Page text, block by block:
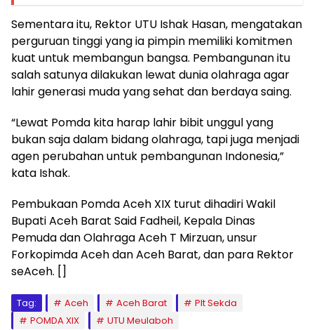
Sementara itu, Rektor UTU Ishak Hasan, mengatakan
perguruan tinggi yang ia pimpin memiliki komitmen
kuat untuk membangun bangsa. Pembangunan itu
salah satunya dilakukan lewat dunia olahraga agar
lahir generasi muda yang sehat dan berdaya saing.
“Lewat Pomda kita harap lahir bibit unggul yang
bukan saja dalam bidang olahraga, tapi juga menjadi
agen perubahan untuk pembangunan Indonesia,”
kata Ishak.
Pembukaan Pomda Aceh XIX turut dihadiri Wakil
Bupati Aceh Barat Said Fadheil, Kepala Dinas
Pemuda dan Olahraga Aceh T Mirzuan, unsur
Forkopimda Aceh dan Aceh Barat, dan para Rektor
seAceh. []
Tag: Aceh Aceh Barat
Plt Sekda
POMDA XIX
UTU Meulaboh